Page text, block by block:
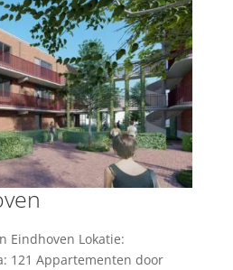
Eindhoven Lokatie:
121 Appartementen door